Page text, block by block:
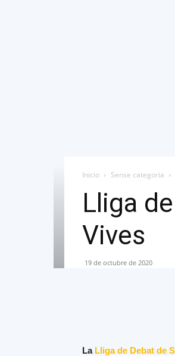
Inicio Sense categoria
Lliga
Vives
19 de octubre de 2020
La Lliga de Debat de